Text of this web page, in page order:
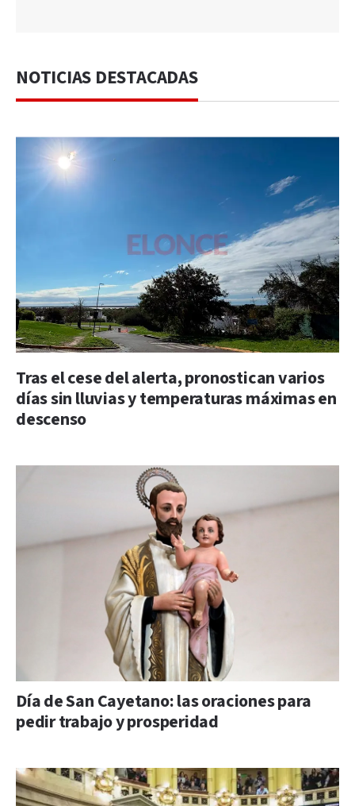
NOTICIAS DESTACADAS
Tras el cese del alerta, pronostican varios
días sin lluvias y temperaturas máximas en
descenso
Día de San Cayetano: las oraciones para
pedir trabajo y prosperidad